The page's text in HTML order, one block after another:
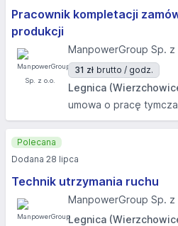
Pracownik kompletacji
produkcji
ManpowerGroup Sp. z
31 zł brutto / godz.
Legnica
umowa o pracę
Technik utrzymania ruchu
ManpowerGroup Sp. z
Legnica
Polecana
Dodana 28 lipca